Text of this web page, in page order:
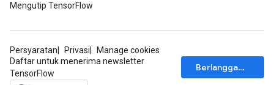
Mengutip TensorFlow
Persyaratan Privasi
Manage cookies
Daftar untuk menerima newsletter
TensorFlow
Berlangganan